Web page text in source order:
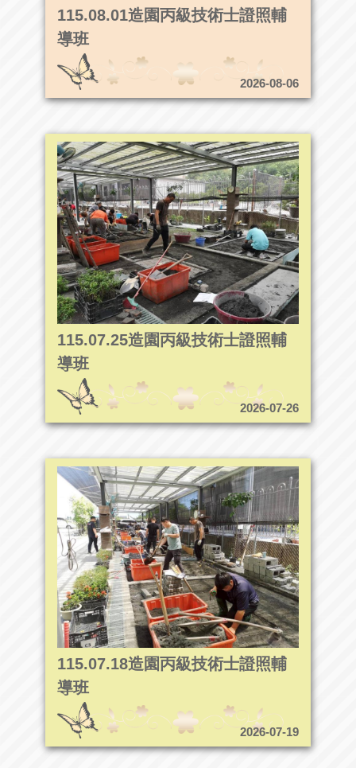
115.08.01造園丙級技術士證照輔
導班
2026-08-06
115.07.25造園丙級技術士證照輔
導班
2026-07-26
115.07.18造園丙級技術士證照輔
導班
2026-07-19